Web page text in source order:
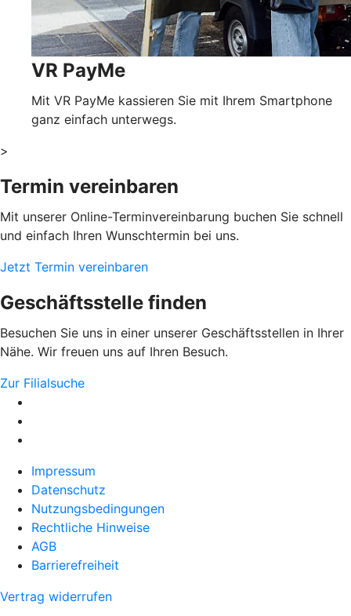
VR PayMe
Mit VR PayMe kassieren Sie mit Ihrem Smartphone
ganz einfach unterwegs.
>
Termin vereinbaren
Mit unserer Online-Terminvereinbarung buchen Sie schnell
und einfach Ihren Wunschtermin bei uns.
Jetzt Termin vereinbaren
Geschäftsstelle finden
Besuchen Sie uns in einer unserer Geschäftsstellen in Ihrer
Nähe. Wir freuen uns auf Ihren Besuch.
Zur Filialsuche
Impressum
Datenschutz
Nutzungsbedingungen
Rechtliche Hinweise
AGB
Barrierefreiheit
Vertrag widerrufen